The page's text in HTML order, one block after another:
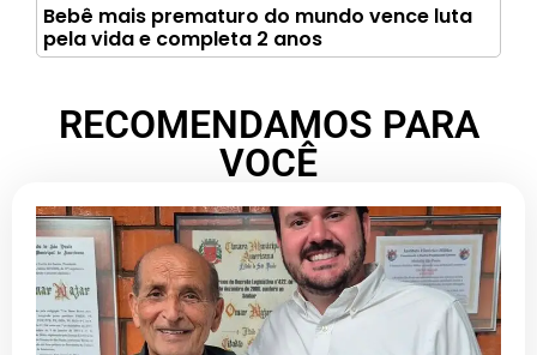
Bebê mais prematuro do mundo vence luta
pela vida e completa 2 anos
RECOMENDAMOS PARA
VOCÊ